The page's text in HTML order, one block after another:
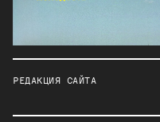
РЕДАКЦИЯ САЙТА